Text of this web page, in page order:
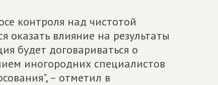
контроля над чистотой
оказать влияние на результаты
будет договариваться о
иногородних специалистов
– отметил в